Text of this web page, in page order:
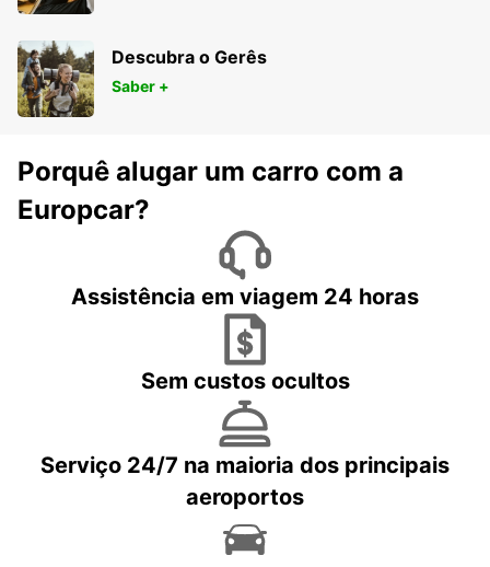
Descubra o Gerês
Saber +
Porquê alugar um carro com a
Europcar?
Assistência em viagem 24 horas
Sem custos ocultos
Serviço 24/7 na maioria dos principais
aeroportos